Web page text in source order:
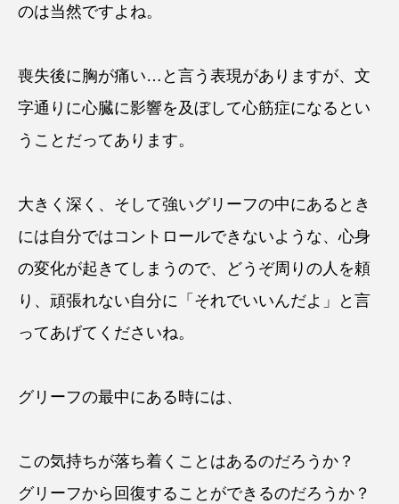
のは当然ですよね。
喪失後に胸が痛い…と言う表現がありますが、文
字通りに心臓に影響を及ぼして心筋症になるとい
うことだってあります。
大きく深く、そして強いグリーフの中にあるとき
には自分ではコントロールできないような、心身
の変化が起きてしまうので、どうぞ周りの人を頼
り、頑張れない自分に「それでいいんだよ」と言
ってあげてくださいね。
グリーフの最中にある時には、
この気持ちが落ち着くことはあるのだろうか？
グリーフから回復することができるのだろうか？